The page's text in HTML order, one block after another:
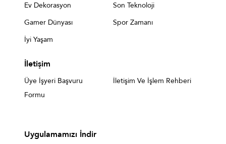
Ev Dekorasyon
Son Teknoloji
Gamer Dünyası
Spor Zamanı
İyi Yaşam
İletişim
Üye İşyeri Başvuru
Formu
İletişim Ve İşlem Rehberi
Uygulamamızı İndir